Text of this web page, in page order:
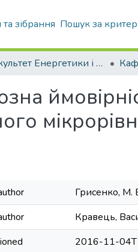
зібрання Пошук за
Факультет Енергетики і комп'ютерних технологій
Грисенко, М.
Кравець,
2016-11-